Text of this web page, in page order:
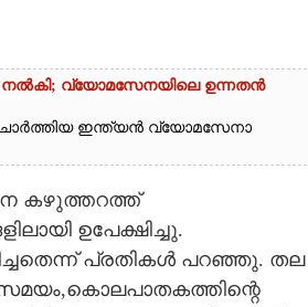
നൽകി; വ്യോമസേനയിലെ ഉന്നതൻ
ഇന്ത്യൻ വ്യോമസേനാ
കഴുത്തറത്ത്
ഉപേക്ഷിച്ചു.
പ്രതികൾ പറഞ്ഞു. തല